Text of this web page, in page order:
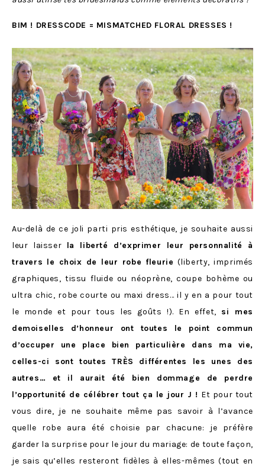
BIM ! DRESSCODE = MISMATCHED FLORAL DRESSES !
Au-delà de ce joli parti pris esthétique, je souhaite aussi
leur laisser la liberté d’exprimer leur personnalité à
travers le choix de leur robe fleurie (liberty, imprimés
graphiques, tissu fluide ou néoprène, coupe bohème ou
ultra chic, robe courte ou maxi dress… il y en a pour tout
le monde et pour tous les goûts !). En effet, si mes
demoiselles d’honneur ont toutes le point commun
d’occuper une place bien particulière dans ma vie,
celles-ci sont toutes TRÈS différentes les unes des
autres… et il aurait été bien dommage de perdre
l’opportunité de célébrer tout ça le jour J ! Et pour tout
vous dire, je ne souhaite même pas savoir à l’avance
quelle robe aura été choisie par chacune: je préfère
garder la surprise pour le jour du mariage: de toute façon,
je sais qu’elles resteront fidèles à elles-mêmes (tout en